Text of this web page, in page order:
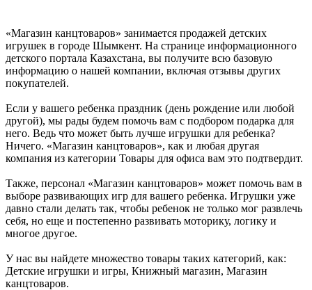
«Магазин канцтоваров» занимается продажей детских
игрушек в городе Шымкент. На странице информационного
детского портала Казахстана, вы получите всю базовую
информацию о нашей компании, включая отзывы других
покупателей.
Если у вашего ребенка праздник (день рождение или любой
другой), мы рады будем помочь вам с подбором подарка для
него. Ведь что может быть лучше игрушки для ребенка?
Ничего. «Магазин канцтоваров», как и любая другая
компания из категории Товары для офиса вам это подтвердит.
Также, персонал «Магазин канцтоваров» может помочь вам в
выборе развивающих игр для вашего ребенка. Игрушки уже
давно стали делать так, чтобы ребенок не только мог развлечь
себя, но еще и постепенно развивать моторику, логику и
многое другое.
У нас вы найдете множество товары таких категорий, как:
Детские игрушки и игры, Книжный магазин, Магазин
канцтоваров.